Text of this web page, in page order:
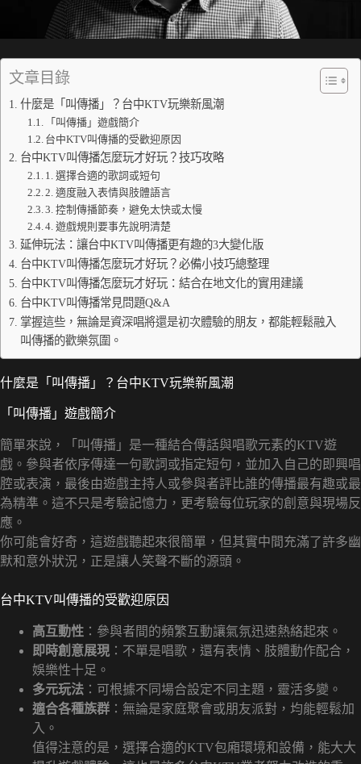
文章目錄
什麼是「叫傳播」？台中KTV玩樂新風潮
「叫傳播」遊戲簡介
台中KTV叫傳播的受歡迎原因
台中KTV叫傳播怎麼玩才好玩？技巧攻略
1. 選擇合適的歌詞或短句
2. 適度融入表情與肢體語言
3. 控制傳播節奏，避免太快或太慢
4. 遊戲規則要事先說明清楚
延伸玩法：讓台中KTV叫傳播更有趣的3大變化版
台中KTV叫傳播怎麼玩才好玩？必備小技巧總整理
台中KTV叫傳播怎麼玩才好玩：結合在地文化的實用建議
台中KTV叫傳播常見問題Q&A
掌握這些，無論是資深唱將還是初次體驗的朋友，都能輕鬆融入
叫傳播的歡樂氛圍。
什麼是「叫傳播」？台中KTV玩樂新風潮
「叫傳播」遊戲簡介
簡單來說，「叫傳播」是一種結合傳話與唱歌元素的KTV遊
戲。參與者依序傳達一句歌詞或指定短句，並加入自己的即興唱
腔或表演，最後由遊戲主持人或參與者評比誰的傳播最有趣或最
為精準。這不只是考驗記憶力，更考驗每位玩家的創意與現場反
應。
你可能會好奇，這遊戲聽起來很簡單，但其實中間充滿了許多幽
默和意外狀況，正是讓人笑聲不斷的源頭。
台中KTV叫傳播的受歡迎原因
高互動性 ：參與者間的頻繁互動讓氣氛迅速熱絡起來。
即時創意展現 ：不單是唱歌，還有表情、肢體動作配合，
娛樂性十足。
多元玩法 ：可根據不同場合設定不同主題，靈活多變。
適合各種族群 ：無論是家庭聚會或朋友派對，均能輕鬆加
入。
值得注意的是，選擇合適的KTV包廂環境和設備，能大大